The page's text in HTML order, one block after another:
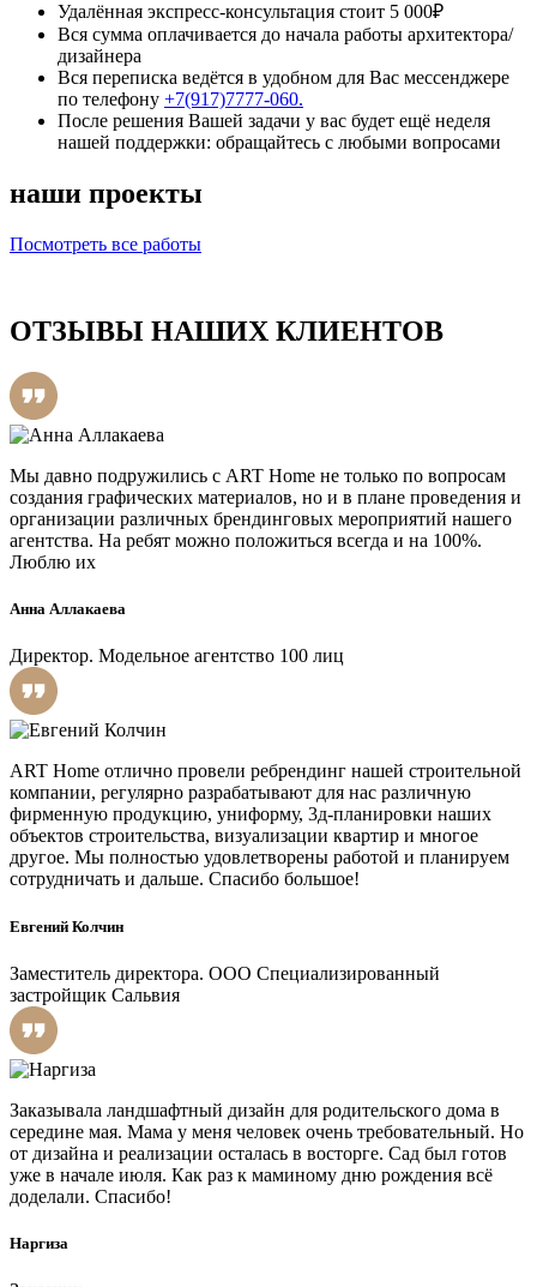
Удалённая экспресс-консультация стоит 5 000₽
Вся сумма оплачивается до начала работы архитектора/
дизайнера
Вся переписка ведётся в удобном для Вас мессенджере
по телефону +7(917)7777-060.
После решения Вашей задачи у вас будет ещё неделя
нашей поддержки: обращайтесь с любыми вопросами
наши проекты
Посмотреть все работы
ОТЗЫВЫ НАШИХ КЛИЕНТОВ
Мы давно подружились с ART Home не только по вопросам
создания графических материалов, но и в плане проведения и
организации различных брендинговых мероприятий нашего
агентства. На ребят можно положиться всегда и на 100%.
Люблю их
Анна Аллакаева
Директор. Модельное агентство 100 лиц
ART Home отлично провели ребрендинг нашей строительной
компании, регулярно разрабатывают для нас различную
фирменную продукцию, униформу, 3д-планировки наших
объектов строительства, визуализации квартир и многое
другое. Мы полностью удовлетворены работой и планируем
сотрудничать и дальше. Спасибо большое!
Евгений Колчин
Заместитель директора. ООО Специализированный
застройщик Сальвия
Заказывала ландшафтный дизайн для родительского дома в
середине мая. Мама у меня человек очень требовательный. Но
от дизайна и реализации осталась в восторге. Сад был готов
уже в начале июля. Как раз к маминому дню рождения всё
доделали. Спасибо!
Наргиза